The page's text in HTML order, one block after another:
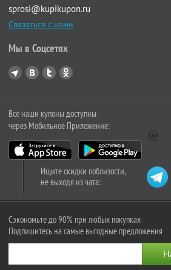
sprosi@kupikupon.ru
Связаться с нами
Мы в Соцсетях
Все наши купоны доступны
через Мобильное Приложение:
Ищите скидки поблизости,
не выходя из чата:
Сэкономьте до 90% при любых покупках
Подпишитесь на самые выгодные предложения